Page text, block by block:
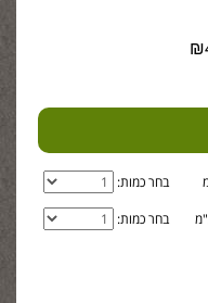
בחר כמות:
בחר כמות: